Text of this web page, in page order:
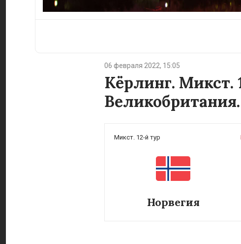
06 февраля 2022, 15:05
Кёрлинг. Микст.
Микст. 12-й тур
Норвегия